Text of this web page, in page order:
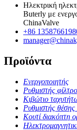
Ηλεκτρική
Buterly με
ChinaValve
+86
Προϊόντα
Ενεργοποιητής
Ρυθμιστής
Κιβώτιο
Ρυθμιστής
Κουτί διακόπτη